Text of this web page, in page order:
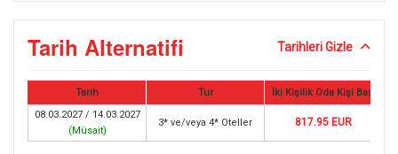
Tarih Alternatifi Tarihleri Gizle
Tarih Tur
İki Kişilik Oda Kişi Başı
08.03.2027 / 14.03.2027
(Müsait)
3* ve/veya 4* Oteller 817.95 EUR